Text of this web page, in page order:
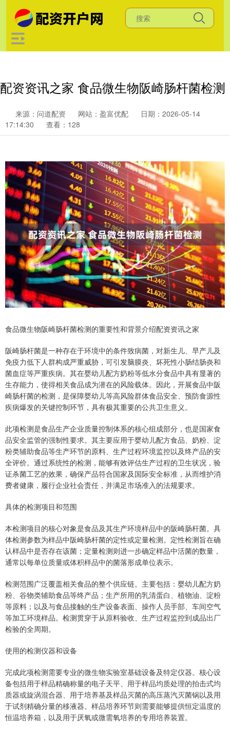
配资资讯之家 食品微生物阪崎肠杆菌检测
来源：问道配资 网站：盈富优配
日期：2026-05-14
17:14:30
查看：128
食品微生物阪崎肠杆菌检测的重要性和背景介绍配资资讯之家
阪崎肠杆菌是一种存在于环境中的条件致病菌，对新生儿、早产儿及
免疫力低下人群构成严重威胁，可引发脑膜炎、坏死性小肠结肠炎和
菌血症等严重疾病。其在婴幼儿配方奶粉等低水分食品中具有显著的
生存能力，使得相关食品成为潜在的风险载体。因此，开展食品中阪
崎肠杆菌的检测，是保障婴幼儿等高风险群体食品安全、预防食源性
疾病爆发的关键控制环节，具有极其重要的公共卫生意义。
此项检测是食品生产企业质量控制体系的核心组成部分，也是国家食
品安全监管的强制性要求。其主要应用于婴幼儿配方食品、奶粉、淀
粉类辅助食品等生产环节的原料、生产过程环境监控以及终产品的安
全评价。通过系统性的检测，能够有效评估生产过程的卫生状况，验
证杀菌工艺的效果，确保产品符合国家及国际安全标准，从而维护消
费者健康，履行企业社会责任，并满足市场准入的法规要求。
具体的检测项目和范围
本检测项目的核心对象是食品及其生产环境样品中的阪崎肠杆菌。具
体检测参数为样品中阪崎肠杆菌的定性或定量检测。定性检测旨在确
认样品中是否存在该菌；定量检测则进一步确定样品中活菌的数量，
通常以每单位质量或体积样品中的菌落形成单位表示。
检测范围广泛覆盖相关食品的整个供应链。主要包括：婴幼儿配方奶
粉、谷物类辅助食品等终产品；生产所用的乳清蛋白、植物油、淀粉
等原料；以及与食品接触的生产设备表面、操作人员手部、车间空气
等加工环境样品。检测贯穿于从原料验收、生产过程监控到成品出厂
检验的全周期。
使用的检测仪器和设备
完成此项检测需要专业的微生物实验室基础设备及特定仪器。核心设
备包括用于样品精确称量的电子天平、用于样品均质处理的拍击式均
质器或旋涡混合器、用于培养基及样品灭菌的高压蒸汽灭菌锅以及用
于试剂精确分量的移液器。样品培养环节则需要能够提供恒定温度的
恒温培养箱，以及用于厌氧或微需氧培养的专用培养装置。